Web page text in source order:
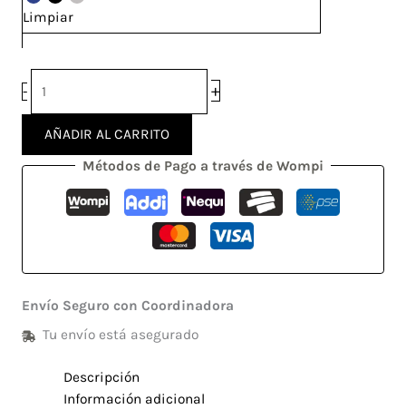
Limpiar
- +
AÑADIR AL CARRITO
Métodos de Pago a través de Wompi
Envío Seguro con Coordinadora
Tu envío está asegurado
Descripción
Información adicional